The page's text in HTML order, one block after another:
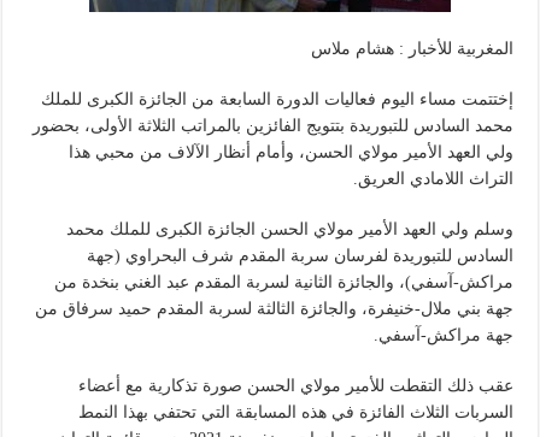
المغربية للأخبار : هشام ملاس
إختتمت مساء اليوم فعاليات الدورة السابعة من الجائزة الكبرى للملك
محمد السادس للتبوريدة بتتويج الفائزين بالمراتب الثلاثة الأولى، بحضور
ولي العهد الأمير مولاي الحسن، وأمام أنظار الآلاف من محبي هذا
التراث اللامادي العريق.
وسلم ولي العهد الأمير مولاي الحسن الجائزة الكبرى للملك محمد
السادس للتبوريدة لفرسان سربة المقدم شرف البحراوي (جهة
مراكش-آسفي)، والجائزة الثانية لسربة المقدم عبد الغني بنخدة من
جهة بني ملال-خنيفرة، والجائزة الثالثة لسربة المقدم حميد سرفاق من
جهة مراكش-آسفي.
عقب ذلك التقطت للأمير مولاي الحسن صورة تذكارية مع أعضاء
السربات الثلاث الفائزة في هذه المسابقة التي تحتفي بهذا النمط